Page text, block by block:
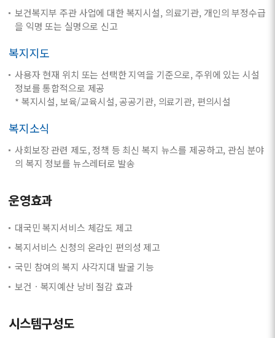
보건복지부 주관 사업에 대한 복지시설, 의료기관, 개인의 부정수급
을 익명 또는 실명으로 신고
복지지도
사용자 현재 위치 또는 선택한 지역을 기준으로, 주위에 있는 시설
정보를 통합적으로 제공
* 복지시설, 보육/교육시설, 공공기관, 의료기관, 편의시설
복지소식
사회보장 관련 제도, 정책 등 최신 복지 뉴스를 제공하고, 관심 분야
의 복지 정보를 뉴스레터로 발송
운영효과
대국민 복지서비스 체감도 제고
복지서비스 신청의 온라인 편의성 제고
국민 참여의 복지 사각지대 발굴 기능
보건ㆍ복지예산 낭비 절감 효과
시스템구성도